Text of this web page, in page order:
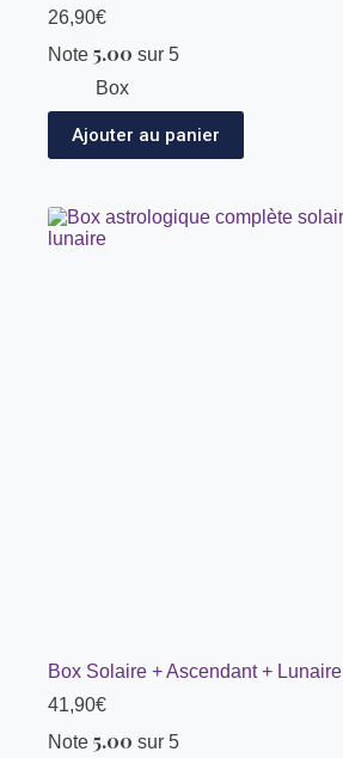
26,90€
Note 5.00 sur 5
Box
Ajouter au panier
Box Solaire + Ascendant + Lunaire
41,90€
Note 5.00 sur 5